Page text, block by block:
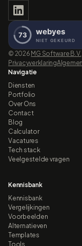
© 2026 MG Software B.V.
Privacyverklaring
Navigatie
Diensten
Portfolio
Over Ons
Contact
Blog
Calculator
Vacatures
Tech stack
Veelgestelde vragen
Kennisbank
Kennisbank
Vergelijkingen
Voorbeelden
Alternatieven
Templates
Tools